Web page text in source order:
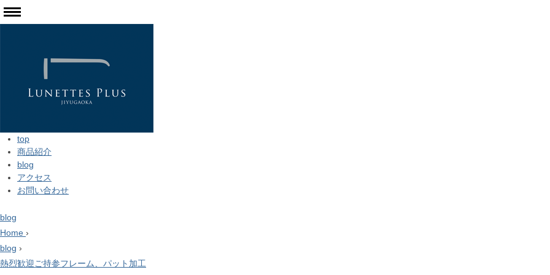
top
商品紹介
blog
アクセス
お問い合わせ
blog
Home ›
blog ›
熱烈歓迎ご持参フレーム、パット加工